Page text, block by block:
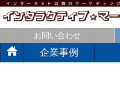
お問い合わせ
企業事例